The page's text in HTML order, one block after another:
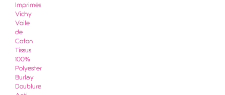
Imprimés
Vichy
Voile
de
Coton
Tissus
100%
Polyester
Burlay
Doublure